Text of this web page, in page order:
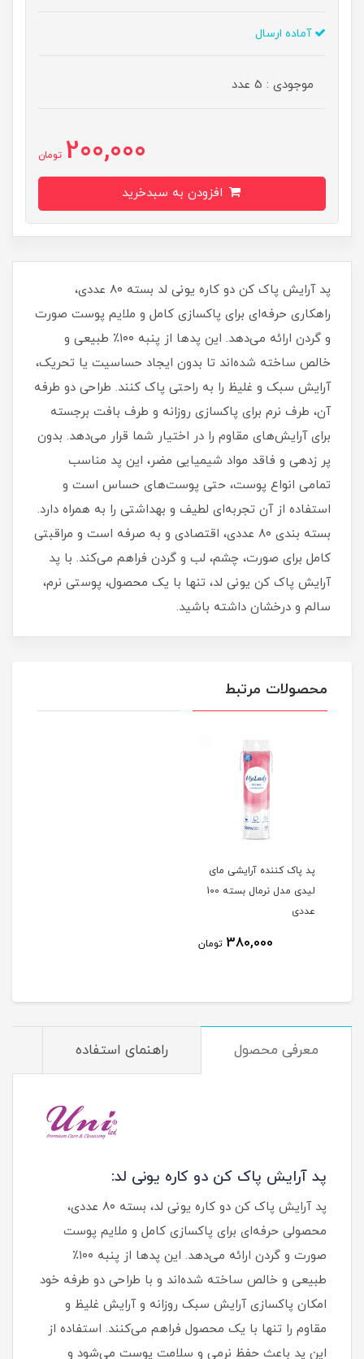
آماده ارسال
موجودی : 5 عدد
200,000 تومان
پد آرایش پاک کن دو کاره یونی لد بسته ۸۰ عددی،
راهکاری حرفه‌ای برای پاکسازی کامل و ملایم پوست صورت
و گردن ارائه می‌دهد. این پدها از پنبه ۱۰۰٪ طبیعی و
خالص ساخته شده‌اند تا بدون ایجاد حساسیت یا تحریک،
آرایش سبک و غلیظ را به راحتی پاک کنند. طراحی دو طرفه
آن، طرف نرم برای پاکسازی روزانه و طرف بافت برجسته
برای آرایش‌های مقاوم را در اختیار شما قرار می‌دهد. بدون
پر زدهی و فاقد مواد شیمیایی مضر، این پد مناسب
تمامی انواع پوست، حتی پوست‌های حساس است و
استفاده از آن تجربه‌ای لطیف و بهداشتی را به همراه دارد.
بسته بندی ۸۰ عددی، اقتصادی و به‌ صرفه است و مراقبتی
کامل برای صورت، چشم، لب و گردن فراهم می‌کند. با پد
آرایش پاک کن یونی لد، تنها با یک محصول، پوستی نرم،
سالم و درخشان داشته باشید.
محصولات مرتبط
پد پاک کننده آرایشی مای
لیدی مدل نرمال بسته 100
عددی
380,000 تومان
معرفی محصول راهنمای استفاده
پد آرایش پاک کن دو کاره یونی لد:
پد آرایش پاک کن دو کاره یونی لد، بسته ۸۰ عددی،
محصولی حرفه‌ای برای پاکسازی کامل و ملایم پوست
صورت و گردن ارائه می‌دهد. این پدها از پنبه ۱۰۰٪
طبیعی و خالص ساخته شده‌اند و با طراحی دو طرفه خود
امکان پاکسازی آرایش سبک روزانه و آرایش غلیظ و
مقاوم را تنها با یک محصول فراهم می‌کنند. استفاده از
این پد باعث حفظ نرمی و سلامت پوست می‌شود و